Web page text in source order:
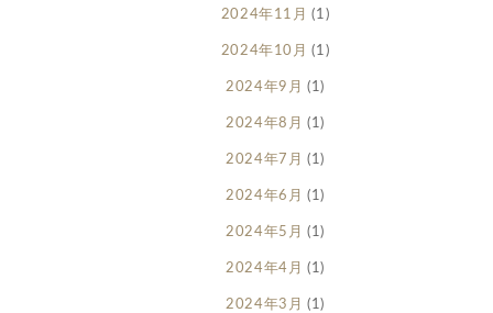
2024年11月 (1)
2024年10月 (1)
2024年9月 (1)
2024年8月 (1)
2024年7月 (1)
2024年6月 (1)
2024年5月 (1)
2024年4月 (1)
2024年3月 (1)